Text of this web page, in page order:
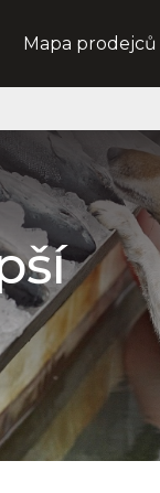
Mapa prodejců